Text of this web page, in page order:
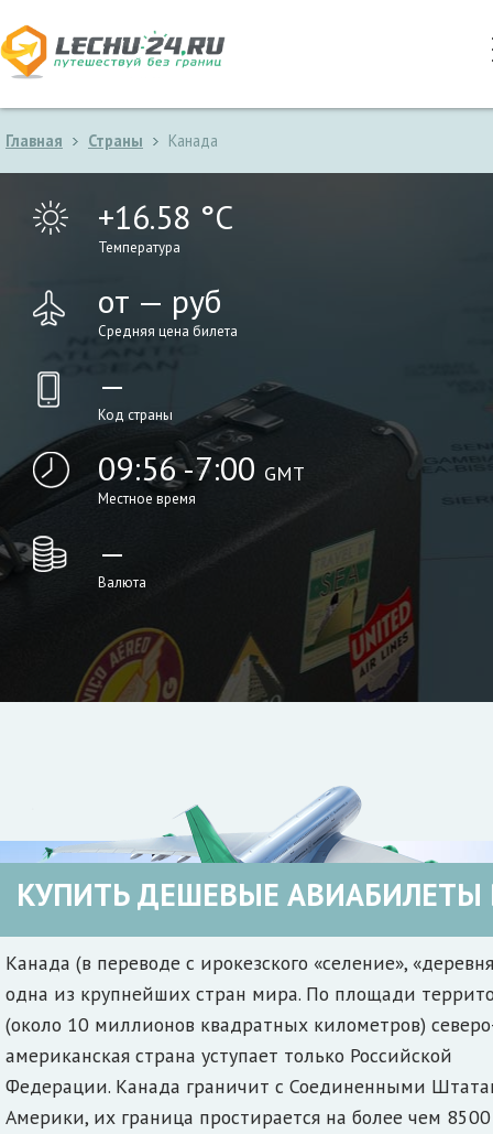
Главная Страны Канада
+16.58 °C
Температура
от — руб
Средняя цена билета
—
Код страны
09:56 -7:00 GMT
Местное время
—
Валюта
КУПИТЬ ДЕШЕВЫЕ АВИАБИЛЕТЫ
Канада (в переводе с ирокезского «селение»,
одна из крупнейших стран мира. По площади
(около 10 миллионов квадратных километров)
американская страна уступает только Российской
Федерации. Канада граничит с Соединенными
Америки, их граница простирается на более чем 8500